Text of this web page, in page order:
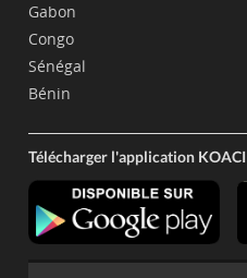
Gabon
Congo
Sénégal
Bénin
Télécharger l'application KOACI